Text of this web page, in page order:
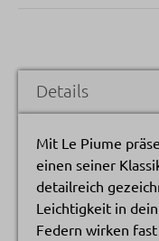
Details
Mit Le Piume
einen seiner
detailreich
Leichtigkeit in
Federn wirken